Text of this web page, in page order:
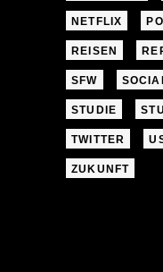
NETFLIX
REISEN
SFW
STUDIE
TWITTER
ZUKUNFT